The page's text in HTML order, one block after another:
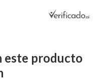
este producto